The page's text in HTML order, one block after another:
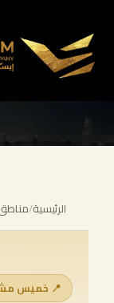
الرئيسية/
📍 خميس